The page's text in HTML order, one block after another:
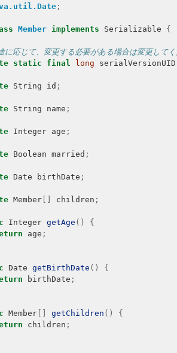
;
Member implements Serializable {
応じて、変更する必要がある場合は変更してく
static final long serialVersionUID
String id ;
String name ;
Integer age ;
Boolean married ;
Date birthDate ;
Member [] children ;
Integer getAge ()
{
age ;
Date getBirthDate ()
{
birthDate ;
Member [] getChildren ()
{
children ;